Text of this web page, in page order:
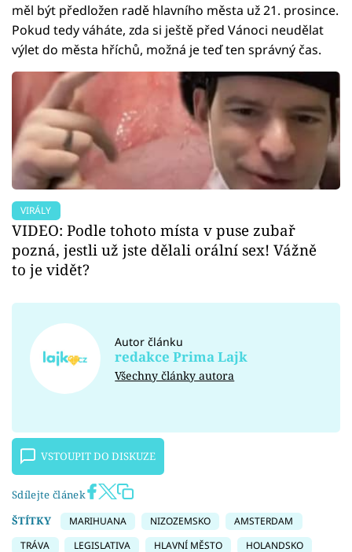
měl být předložen radě hlavního města už 21. prosince.
Pokud tedy váháte, zda si ještě před Vánoci neudělat
výlet do města hříchů, možná je teď ten správný čas.
VIRÁLY
VIDEO: Podle tohoto místa v puse zubař
pozná, jestli už jste dělali orální sex! Vážně
to je vidět?
Autor článku
redakce Prima Lajk
Všechny články autora
VSTOUPIT DO DISKUZE
Sdílejte článek
ŠTÍTKY
MARIHUANA NIZOZEMSKO
AMSTERDAM
TRÁVA
LEGISLATIVA HLAVNÍ MĚSTO HOLANDSKO